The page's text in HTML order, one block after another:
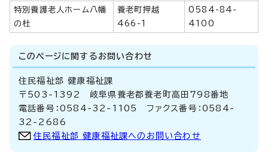
特別養護老人ホーム八幡
の杜
養老町押越
466-1
0584-84-
4100
このページに関する お問い合わせ
住民福祉部 健康福祉課
〒503-1392 岐阜県養老郡養老町高田798番地
電話番号：0584-32-1105 ファクス番号：0584-
32-2686
住民福祉部 健康福祉課へのお問い合わせ